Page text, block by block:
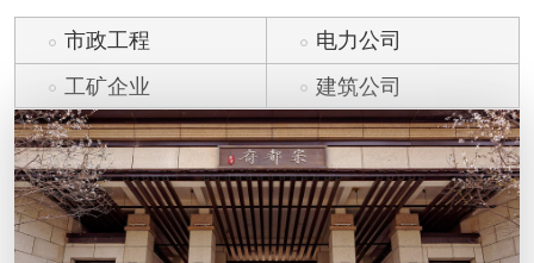
市政工程
电力公司
工矿企业
建筑公司